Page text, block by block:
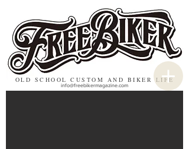
OLD SCHOOL CUSTOM AND BIKER LIFE
info@freebikermagazine.com